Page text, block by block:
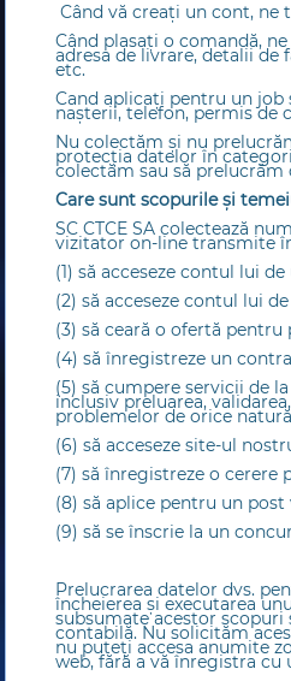
Când vă creați un cont, ne
Când plasați o comandă,
adresa de livrare, detalii
etc.
Cand aplicați pentru un job
nașterii, telefon, permis de
Nu colectăm și nu
protecția datelor în
colectăm sau să
Care sunt scopurile și
SC CTCE SA colectează
vizitator on-line transmite
(1) să acceseze contul lui
(2) să acceseze contul lui
(3) să ceară o ofertă pentru
(4) să înregistreze un
(5) să cumpere servicii de
inclusiv preluarea,
problemelor de orice
(6) să acceseze site-ul
(7) să înregistreze o cerere
(8) să aplice pentru un post
(9) să se înscrie la un
Prelucrarea datelor dvs.
încheierea și executarea
subsumate acestor
contabilă. Nu solicităm
nu puteți accesa anumite
web, fără a vă înregistra